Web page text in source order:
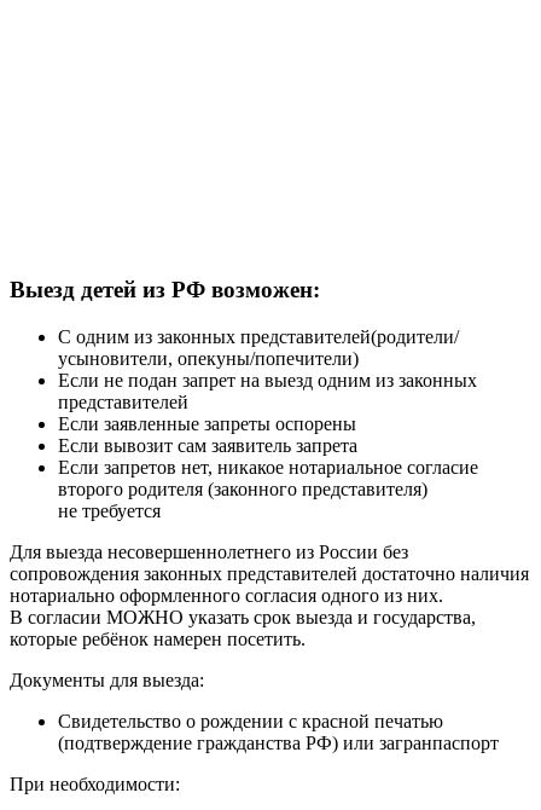
Выезд детей из РФ возможен:
С одним из законных представителей(родители/
усыновители, опекуны/попечители)
Если не подан запрет на выезд одним из законных
представителей
Если заявленные запреты оспорены
Если вывозит сам заявитель запрета
Если запретов нет, никакое нотариальное согласие
второго родителя (законного представителя)
не требуется
Для выезда несовершеннолетнего из России без
сопровождения законных представителей достаточно наличия
нотариально оформленного согласия одного из них.
В согласии МОЖНО указать срок выезда и государства,
которые ребёнок намерен посетить.
Документы для выезда:
Свидетельство о рождении с красной печатью
(подтверждение гражданства РФ) или загранпаспорт
При необходимости: